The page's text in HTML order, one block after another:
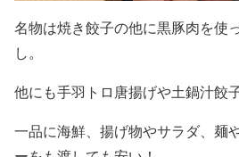
名物は焼き餃子の他に黒豚肉を使
し。
他にも手羽トロ唐揚げや土鍋汁餃
一品に海鮮、揚げ物やサラダ、麺